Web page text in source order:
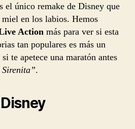
el único remake de Disney que
en los labios. Hemos
Action más para ver si esta
tan populares es más un
te apetece una maratón antes
Sirenita”.